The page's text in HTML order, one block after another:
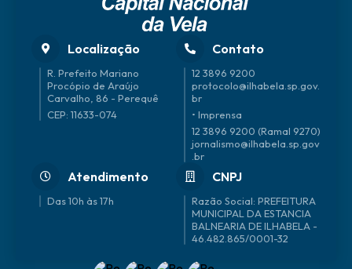
Localização
R. Prefeito Mariano
Procópio de Araújo
Carvalho, 86 - Perequê
CEP: 11633-074
Contato
12 3896 9200
protocolo@ilhabela.sp.gov.
br
• Imprensa
12 3896 9200 (Ramal 9270)
jornalismo@ilhabela.sp.gov
.br
Atendimento
Das 10h às 17h
CNPJ
46.482.865/0001-32